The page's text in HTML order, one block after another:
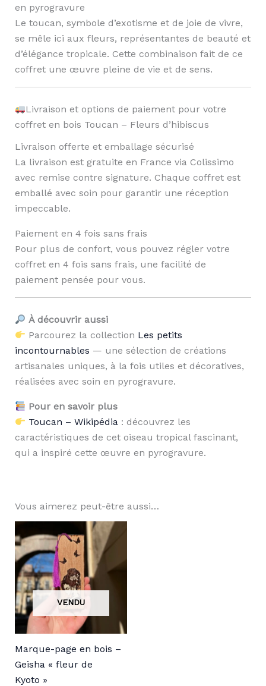
en pyrogravure
Le toucan, symbole d’exotisme et de joie de vivre,
se mêle ici aux fleurs, représentantes de beauté et
d’élégance tropicale. Cette combinaison fait de ce
coffret une œuvre pleine de vie et de sens.
Livraison et options de paiement pour votre
coffret en bois Toucan – Fleurs d’hibiscus
Livraison offerte et emballage sécurisé
La livraison est gratuite en France via Colissimo
avec remise contre signature. Chaque coffret est
emballé avec soin pour garantir une réception
impeccable.
Paiement en 4 fois sans frais
Pour plus de confort, vous pouvez régler votre
coffret en 4 fois sans frais, une facilité de
paiement pensée pour vous.
À découvrir aussi
Parcourez la collection Les petits
incontournables — une sélection de créations
artisanales uniques, à la fois utiles et décoratives,
réalisées avec soin en pyrogravure.
Pour en savoir plus
Toucan – Wikipédia: découvrez les
caractéristiques de cet oiseau tropical fascinant,
qui a inspiré cette œuvre en pyrogravure.
Vous aimerez peut-être aussi…
Marque-page en bois –
Geisha « fleur de
Kyoto »